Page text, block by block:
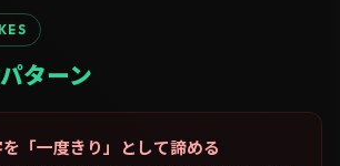
ターン
「一度きり」として諦める